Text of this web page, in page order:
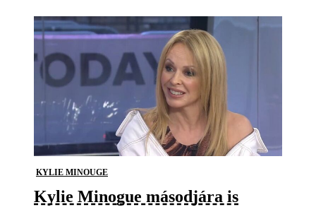
KYLIE MINOUGE
Kylie Minogue másodjára is